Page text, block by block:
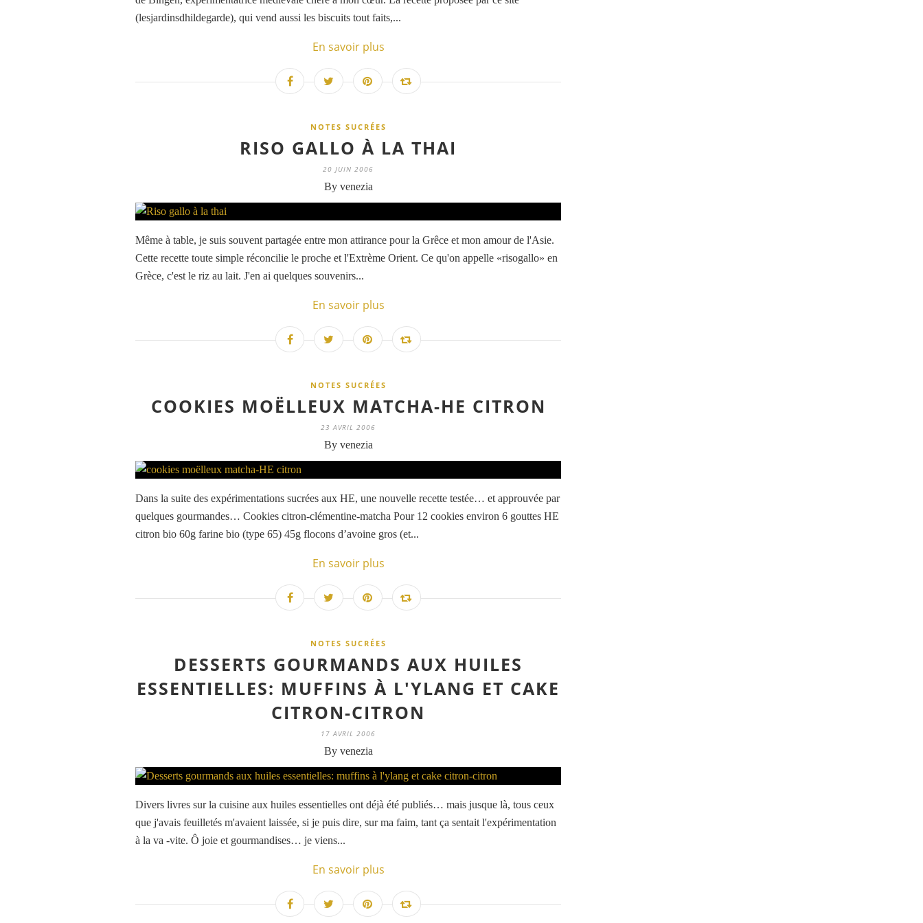
(lesjardinsdhildegarde), qui vend aussi les biscuits tout faits,...
En savoir plus
NOTES SUCRÉES
RISO GALLO À LA THAI
20 JUIN 2006
By venezia
Même à table, je suis souvent partagée entre mon attirance pour la Grêce et mon amour de l'Asie.
Cette recette toute simple réconcilie le proche et l'Extrème Orient. Ce qu'on appelle «risogallo» en
Grèce, c'est le riz au lait. J'en ai quelques souvenirs...
En savoir plus
NOTES SUCRÉES
COOKIES MOËLLEUX MATCHA-HE CITRON
23 AVRIL 2006
By venezia
Dans la suite des expérimentations sucrées aux HE, une nouvelle recette testée… et approuvée par
quelques gourmandes… Cookies citron-clémentine-matcha Pour 12 cookies environ 6 gouttes HE
citron bio 60g farine bio (type 65) 45g flocons d’avoine gros (et...
En savoir plus
NOTES SUCRÉES
DESSERTS GOURMANDS AUX HUILES
ESSENTIELLES: MUFFINS À L'YLANG ET CAKE
CITRON-CITRON
17 AVRIL 2006
By venezia
Divers livres sur la cuisine aux huiles essentielles ont déjà été publiés… mais jusque là, tous ceux
que j'avais feuilletés m'avaient laissée, si je puis dire, sur ma faim, tant ça sentait l'expérimentation
à la va -vite. Ô joie et gourmandises… je viens...
En savoir plus